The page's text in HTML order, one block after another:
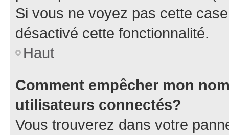
Si vous ne voyez pas cette
désactivé cette fonctionnalité.
Haut
Comment empêcher mon
utilisateurs connectés?
Vous trouverez dans votre